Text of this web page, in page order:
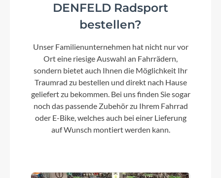
Kette
Gates
Rücklicht
Integriertes LED Rücklicht
Vorderrad Nabe
DENFELD Radsport
bestellen?
Unser Familienunternehmen hat nicht nur vor
Ort eine riesige Auswahl an Fahrrädern,
sondern bietet auch Ihnen die Möglichkeit Ihr
Traumrad zu bestellen und direkt nach Hause
geliefert zu bekommen. Bei uns finden Sie sogar
noch das passende Zubehör zu Ihrem Fahrrad
oder E-Bike, welches auch bei einer Lieferung
auf Wunsch montiert werden kann.